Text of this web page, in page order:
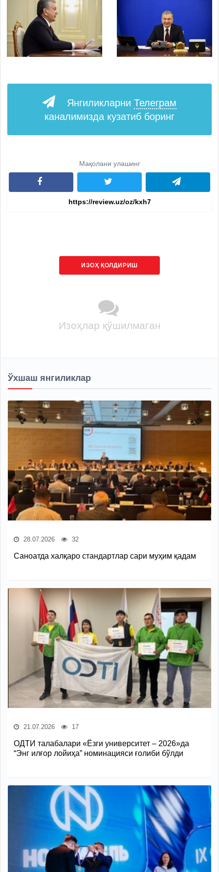
Янгиликларни Телеграм
каналимизда кузатиб боринг
Мақолани улашинг
ИЗОҲ ҚОЛДИРИШ
Изоҳлар қўшилмаган
Ўхшаш янгиликлар
28.07.2026 32
Саноатда халқаро стандартлар сари муҳим қадам
21.07.2026 17
ОДТИ талабалари «Ёзги университет – 2026»да
“Энг илғор лойиҳа” номинацияси ғолиби бўлди